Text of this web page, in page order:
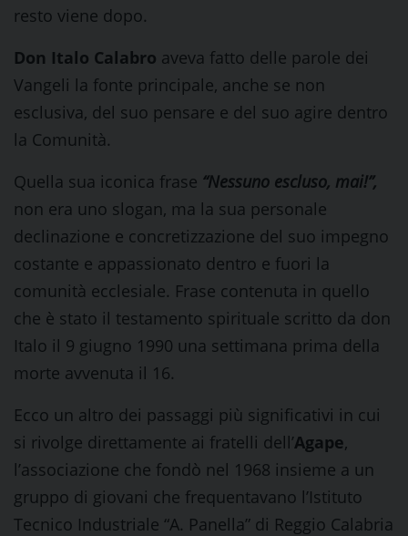
resto viene dopo.
Don Italo Calabro aveva fatto delle parole dei
Vangeli la fonte principale, anche se non
esclusiva, del suo pensare e del suo agire dentro
la Comunità.
Quella sua iconica frase “Nessuno escluso, mai!”,
non era uno slogan, ma la sua personale
declinazione e concretizzazione del suo impegno
costante e appassionato dentro e fuori la
comunità ecclesiale. Frase contenuta in quello
che è stato il testamento spirituale scritto da don
Italo il 9 giugno 1990 una settimana prima della
morte avvenuta il 16.
Ecco un altro dei passaggi più significativi in cui
si rivolge direttamente ai fratelli dell’Agape,
l’associazione che fondò nel 1968 insieme a un
gruppo di giovani che frequentavano l’Istituto
Tecnico Industriale “A. Panella” di Reggio Calabria